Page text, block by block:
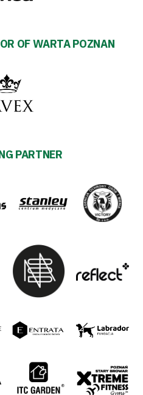
OF WARTA POZNAN
PARTNER